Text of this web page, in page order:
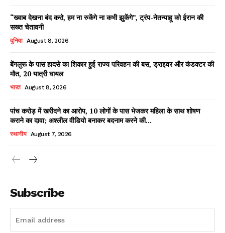
“ख्वाब देखना बंद करो, हम ना रुकेंगे ना कभी झुकेंगे”, ट्रंप-नेतन्याहू को ईरान की
सख्त चेतावनी
दुनिया August 8, 2026
बेंगलुरू के पास हादसे का शिकार हुई राज्य परिवहन की बस, ड्राइवर और कंडक्टर की
मौत, 20 यात्री घायल
भारत August 8, 2026
पांच करोड़ में खरीदने का आरोप, 10 लोगों के पास भेजकर महिला के साथ शोषण
कराने का दावा; अश्लील वीडियो बनाकर बदनाम करने की...
स्थानीय August 7, 2026
Subscribe